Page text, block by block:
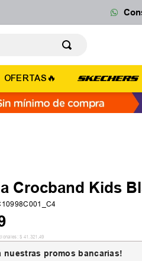
OFERTAS🔥
Crocband Kids
$ 41 .321 ,49
nuestras promos bancarias!